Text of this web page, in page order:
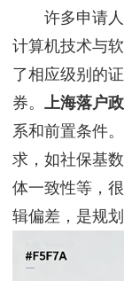
客
好
评
新
闻
资
讯
联
我
们
许多申请人
计算机技术与
了相应级别的
券。 上海落户
系和前置条件
求，如社保基
体一致性等，
辑偏差，是规